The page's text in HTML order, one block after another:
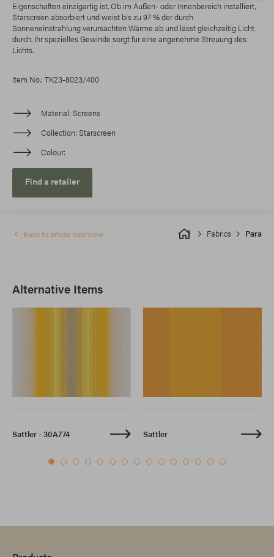
Eigenschaften einzigartig ist. Ob im Außen- oder Innenbereich installiert,
Starscreen absorbiert und weist bis zu 97 % der durch
Sonneneinstrahlung verursachten Wärme ab und lässt gleichzeitig Licht
durch. Ihr spezielles Gewinde sorgt für eine angenehme Streuung des
Lichts.
Item No.: TK23-8023/400
Material Screens
Collection Starscreen
Colour
Find a retailer
Fabrics Para
Back to article overview
Alternative Items
Sattler - 30A774 Sattler